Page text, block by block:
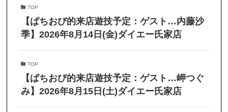
TOP
【ぱちおび的来店遊技予定：ゲスト…内藤沙
季】2026年8月14日(金)ダイエー氏家店
TOP
【ぱちおび的来店遊技予定：ゲスト…岬つぐ
み】2026年8月15日(土)ダイエー氏家店